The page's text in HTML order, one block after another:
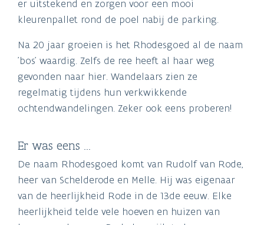
er uitstekend en zorgen voor een mooi
kleurenpallet rond de poel nabij de parking.
Na 20 jaar groeien is het Rhodesgoed al de naam
'bos' waardig. Zelfs de ree heeft al haar weg
gevonden naar hier. Wandelaars zien ze
regelmatig tijdens hun verkwikkende
ochtendwandelingen. Zeker ook eens proberen!
Er was eens …
De naam Rhodesgoed komt van Rudolf van Rode,
heer van Schelderode en Melle. Hij was eigenaar
van de heerlijkheid Rode in de 13de eeuw. Elke
heerlijkheid telde vele hoeven en huizen van